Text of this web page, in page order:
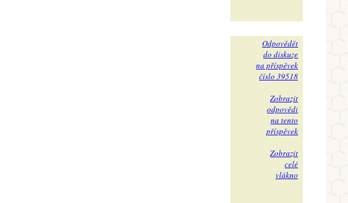
Odpovědět
do diskuze
na příspěvek
číslo 39518
Zobrazit
odpovědi
na tento
příspěvek
Zobrazit
celé
vlákno